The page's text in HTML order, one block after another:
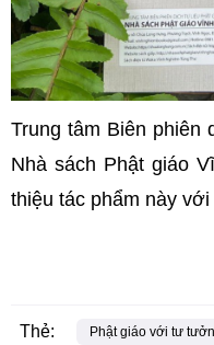
Trung tâm Biên phiên
Nhà sách Phật giáo
thiệu tác phẩm này
Thẻ: Phật giáo với tư